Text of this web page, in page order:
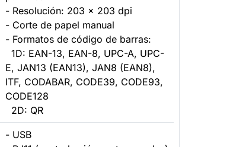
- Resolución: 203 x 203 dpi
- Corte de papel manual
- Formatos de código de barras:
1D: EAN-13, EAN-8, UPC-A, UPC-
E, JAN13 (EAN13), JAN8 (EAN8),
ITF, CODABAR, CODE39, CODE93,
CODE128
2D: QR
- USB